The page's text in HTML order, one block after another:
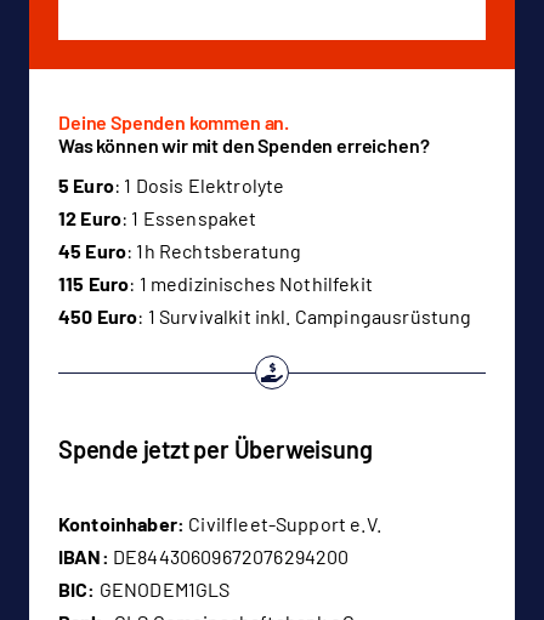
Deine Spenden kommen an.
Was können wir mit den Spenden erreichen?
5 Euro: 1 Dosis Elektrolyte
12 Euro: 1 Essenspaket
45 Euro: 1h Rechtsberatung
115 Euro: 1 medizinisches Nothilfekit
450 Euro: 1 Survivalkit inkl. Campingausrüstung
Spende jetzt per Überweisung
Kontoinhaber: Civilfleet-Support e.V.
IBAN: DE84430609672076294200
BIC: GENODEM1GLS